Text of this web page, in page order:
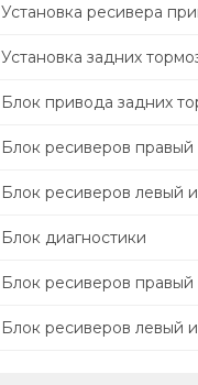
Установка ресивера
Установка задних
Блок привода задних
Блок ресиверов правый
Блок ресиверов левый
Блок диагностики
Блок ресиверов правый
Блок ресиверов левый